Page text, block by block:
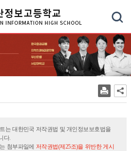
는 대한민국 저작권법 및 개인정보보호법을
다.
첨부파일에 저작권법(제25조)을 위반한 게시